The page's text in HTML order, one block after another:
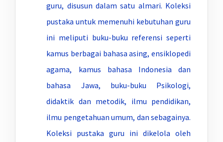
guru, disusun dalam satu almari. Koleksi
pustaka untuk memenuhi kebutuhan guru
ini meliputi buku-buku referensi seperti
kamus berbagai bahasa asing, ensiklopedi
agama, kamus bahasa Indonesia dan
bahasa Jawa, buku-buku Psikologi,
didaktik dan metodik, ilmu pendidikan,
ilmu pengetahuan umum, dan sebagainya.
Koleksi pustaka guru ini dikelola oleh